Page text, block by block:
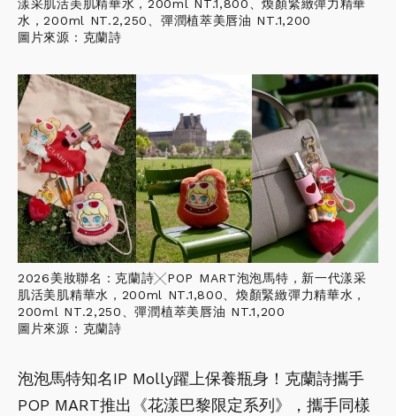
漾采肌活美肌精華水，200ml NT.1,800、煥顏緊緻彈力精華
水，200ml NT.2,250、彈潤植萃美唇油 NT.1,200
圖片來源：克蘭詩
2026美妝聯名：克蘭詩╳POP MART泡泡馬特，新一代漾采
肌活美肌精華水，200ml NT.1,800、煥顏緊緻彈力精華水，
200ml NT.2,250、彈潤植萃美唇油 NT.1,200
圖片來源：克蘭詩
泡泡馬特知名IP Molly躍上保養瓶身！克蘭詩攜手
POP MART推出《花漾巴黎限定系列》，攜手同樣